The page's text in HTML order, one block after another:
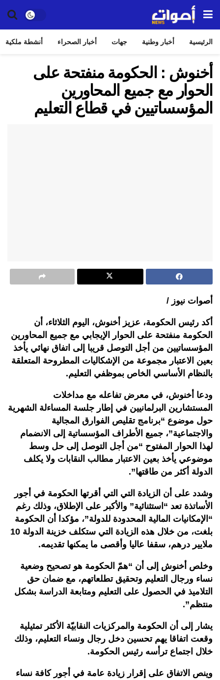
الرئيسية أخبار وطنية جهات أخبار الصحراء أنشطة ملكية
أخنوش : الحكومة منفتحة على
الحوار مع جميع المحاورين
المؤسساتيين في قطاع التعليم
أصوات نيوز /
أكد رئيس الحكومة، عزيز أخنوش، اليوم الثلاثاء، أن
الحكومة منفتحة على الحوار الإيجابي مع جميع المحاورين
المؤسساتيين من أجل التوصل قريبا إلى اتفاق نهائي يأخذ
بعين الاعتبار مجموعة من الإشكاليات المطروحة المتعلقة
بالنظام الأساسي الخاص بموظفي التعليم.
ودعا أخنوش، في معرض تفاعله مع مداخلات
المستشارين البرلمانيين في إطار جلسة المساءلة الشهرية
حول موضوع “برنامج تقليص الفوارق المجالية
والاجتماعية”، جميع الأطراف المؤسساتية إلى الانضمام
لهذا الحوار المفتوح “من أجل التوصل إلى حل وسط
موضوعي يأخذ بعين الاعتبار مطالب النقابات ولا يكلف
الدولة أكثر من طاقتها”.
وشدد على أن الزيادة التي التي أقرتها الحكومة في أجور
الأساتذة تعد “استثنائية” والأكبر على الإطلاق، وذلك رغم
“الإمكانيات المالية المحدودة للدولة”، مؤكدا أن الحكومة
بلغت، من خلال هذه الزيادة التي ستكلف خزينة الدولة 10
ملايير درهم، سقفا عاليا وأقصى ما يمكنها تقديمه.
وخلص أخنوش إلى أن “همّ الحكومة هو تصحيح وضعية
نساء ورجال التعليم وتحقيق تطلعاتهم، مع ضمان حق
التلاميذ في الحصول على التعليم ومتابعة الدراسة بشكل
منتظم”.
يشار إلى أن الحكومة والمركزيات النقابيّة الأكثر تمثيلية
وقعت اتفاقا يهم تحسين دخل رجال ونساء التعليم، وذلك
خلال اجتماع ترأسه رئيس الحكومة.
وينص الاتفاق على إقرار زيادة عامة في أجور كافة نساء